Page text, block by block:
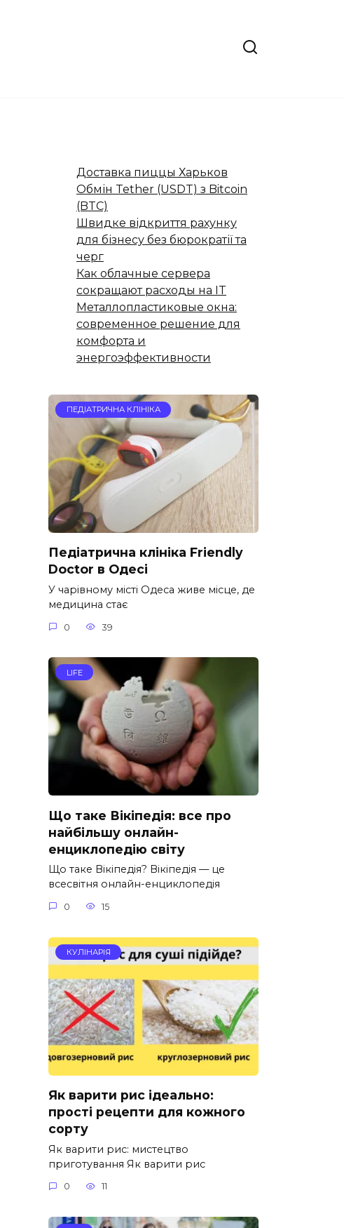
Доставка пиццы Харьков
Обмін Tether (USDT) з Bitcoin
(BTC)
Швидке відкриття рахунку
для бізнесу без бюрократії та
черг
Как облачные сервера
сокращают расходы на IT
Металлопластиковые окна:
современное решение для
комфорта и
энергоэффективности
ПЕДІАТРИЧНА КЛІНІКА
Педіатрична клініка Friendly
Doctor в Одесі
У чарівному місті Одеса живе місце, де
медицина стає
0 39
LIFE
Що таке Вікіпедія: все про
найбільшу онлайн-
енциклопедію світу
Що таке Вікіпедія? Вікіпедія — це
всесвітня онлайн-енциклопедія
0 15
КУЛІНАРІЯ
Як варити рис ідеально:
прості рецепти для кожного
сорту
Як варити рис: мистецтво
приготування Як варити рис
0 11